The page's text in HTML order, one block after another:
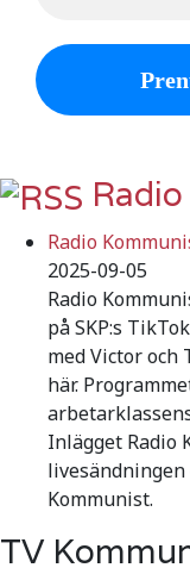
Radio
2025-09-05
Radio
på SKP:s
med Victor och
här.
Inlägget Radio
Kommunist.
TV